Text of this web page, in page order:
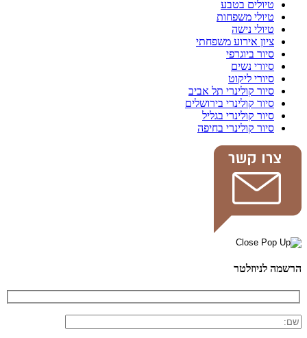
טיולים בטבע
טיולי משפחות
טיולי נישה
ציון אירוע משפחתי
סיור ביוגרפי
סיורי נשים
סיורי ליקוט
סיור קולינרי תל אביב
סיור קולינרי בירושלים
סיור קולינרי בגליל
סיור קולינרי בחיפה
הרשמה לניוזלטר